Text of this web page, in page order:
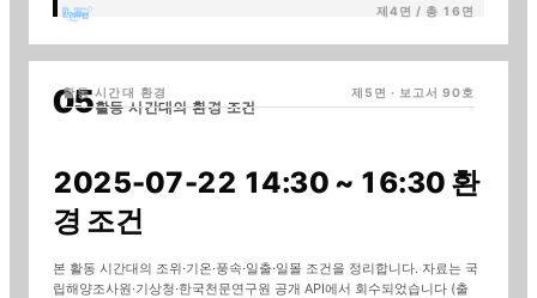
제4면 / 총 16면
활동 시간대 환경 제5면 · 보고서 90호
활동 시간대의 환경 조건
2025-07-22 14:30 ~ 16:30 환
경 조건
본 활동 시간대의 조위·기온·풍속·일출·일몰 조건을 정리합니다. 자료는 국
립해양조사원·기상청·한국천문연구원 공개 API에서 회수되었습니다 (출